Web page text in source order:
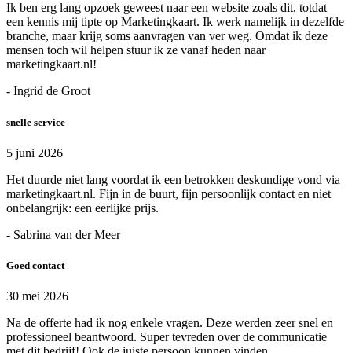
Ik ben erg lang opzoek geweest naar een website zoals dit, totdat
een kennis mij tipte op Marketingkaart. Ik werk namelijk in dezelfde
branche, maar krijg soms aanvragen van ver weg. Omdat ik deze
mensen toch wil helpen stuur ik ze vanaf heden naar
marketingkaart.nl!
- Ingrid de Groot
snelle service
5 juni 2026
Het duurde niet lang voordat ik een betrokken deskundige vond via
marketingkaart.nl. Fijn in de buurt, fijn persoonlijk contact en niet
onbelangrijk: een eerlijke prijs.
- Sabrina van der Meer
Goed contact
30 mei 2026
Na de offerte had ik nog enkele vragen. Deze werden zeer snel en
professioneel beantwoord. Super tevreden over de communicatie